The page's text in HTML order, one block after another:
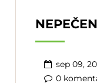
sep 09,
0